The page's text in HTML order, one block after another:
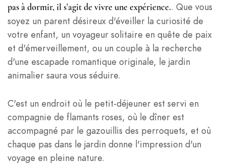
pas à dormir, il s'agit de vivre une expérience.. Que vous
soyez un parent désireux d'éveiller la curiosité de
votre enfant, un voyageur solitaire en quête de paix
et d'émerveillement, ou un couple à la recherche
d'une escapade romantique originale, le jardin
animalier saura vous séduire.
C'est un endroit où le petit-déjeuner est servi en
compagnie de flamants roses, où le dîner est
accompagné par le gazouillis des perroquets, et où
chaque pas dans le jardin donne l'impression d'un
voyage en pleine nature.